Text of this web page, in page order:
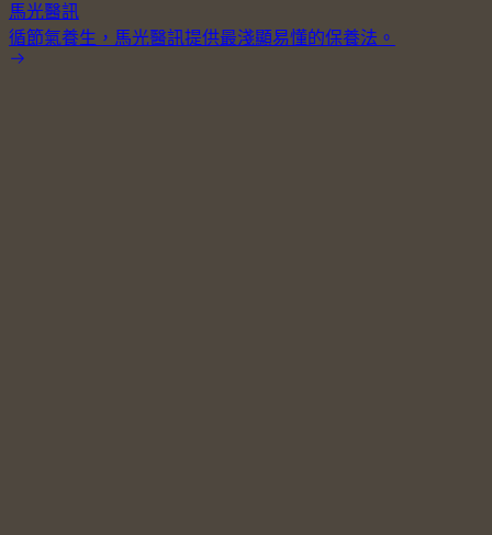
馬光醫訊
循節氣養生，馬光醫訊提供最淺顯易懂的保養法。